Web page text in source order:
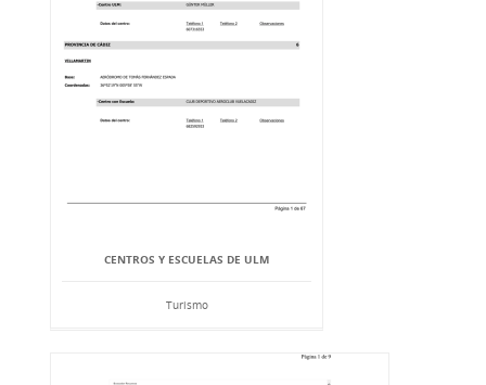
CENTROS Y ESCUELAS DE ULM
Turismo